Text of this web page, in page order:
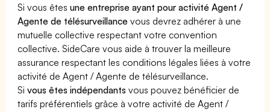
Si vous êtesune entreprise ayant pour activité Agent /
Agente de télésurveillance vous devrez adhérer à une
mutuelle collective respectant votre convention
collective. SideCare vous aide à trouver la meilleure
assurance respectant les conditions légales liées à votre
activité de Agent / Agente de télésurveillance.
Sivous êtes indépendants vous pouvez bénéficier de
tarifs préférentiels grâce à votre activité de Agent /